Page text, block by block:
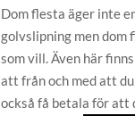
Dom flesta äger inte
golvslipning men dom
som vill. Även här
att från och med att
också få betala för att